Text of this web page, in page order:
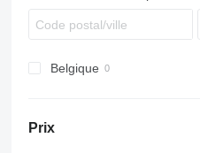
Belgique
Prix